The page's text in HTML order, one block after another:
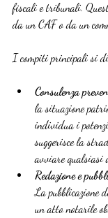
fiscali e tribunali.
da un CAF o da un
I compiti principali si
Consulenza
la situazione
individua i
suggerisce la
avviare qualsiasi
Redazione e
La pubblicazione
un atto notarile